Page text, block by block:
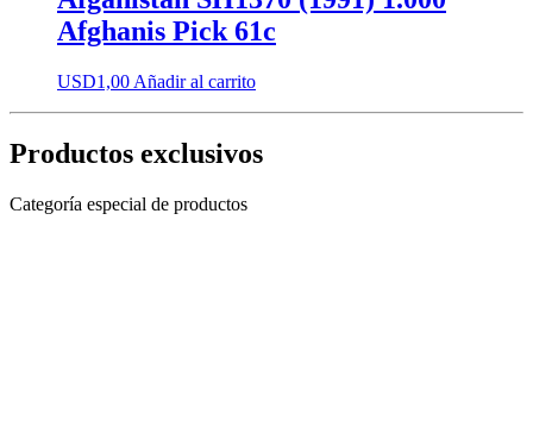
Afghanis Pick 61c
USD1,00 Añadir al carrito
Productos exclusivos
Categoría especial de productos